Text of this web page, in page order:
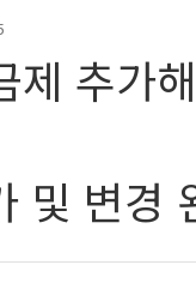
추가
및 변경